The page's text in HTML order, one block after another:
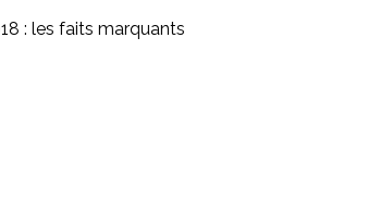
: les faits marquants